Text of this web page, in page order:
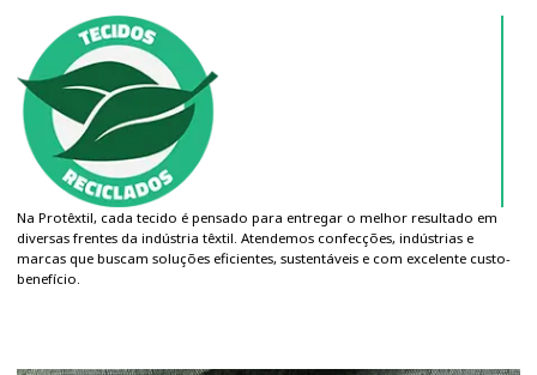
Na Protêxtil, cada tecido é pensado para entregar o melhor resultado em
diversas frentes da indústria têxtil. Atendemos confecções, indústrias e